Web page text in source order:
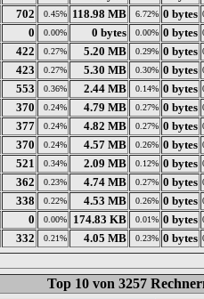
702 0.45% 118.98 MB 6.72% 0 bytes
0 0.00% 0 bytes 0.00% 0 bytes
422 0.27% 5.20 MB 0.29% 0 bytes
423 0.27% 5.30 MB 0.30% 0 bytes
553 0.36% 2.44 MB 0.14% 0 bytes
370 0.24% 4.79 MB 0.27% 0 bytes
377 0.24% 4.82 MB 0.27% 0 bytes
370 0.24% 4.57 MB 0.26% 0 bytes
521 0.34% 2.09 MB 0.12% 0 bytes
362 0.23% 4.74 MB 0.27% 0 bytes
338 0.22% 4.53 MB 0.26% 0 bytes
0 0.00% 174.83 KB 0.01% 0 bytes
332 0.21% 4.05 MB 0.23% 0 bytes
Top 10 von 3257